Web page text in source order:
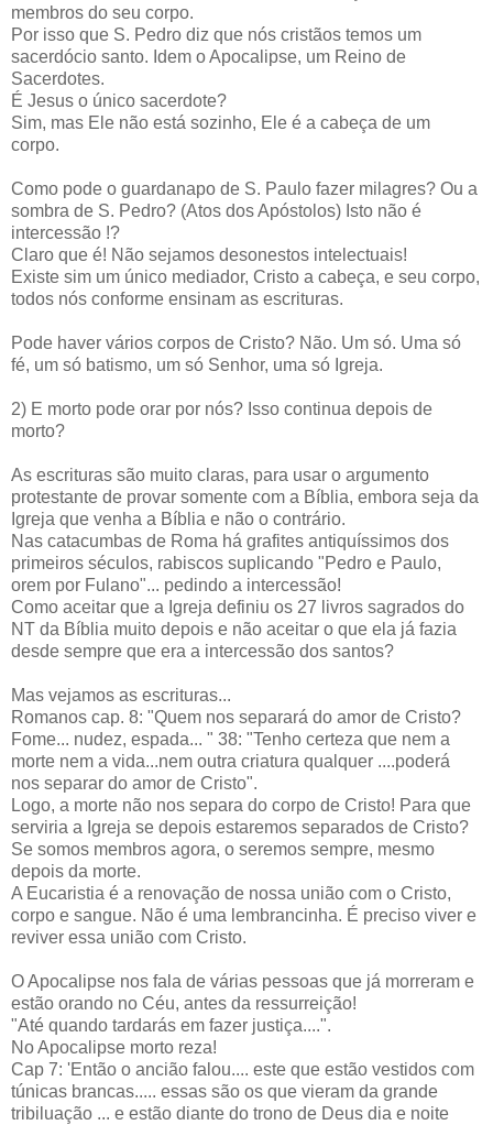
membros do seu corpo.
Por isso que S. Pedro diz que nós cristãos temos um
sacerdócio santo. Idem o Apocalipse, um Reino de
Sacerdotes.
É Jesus o único sacerdote?
Sim, mas Ele não está sozinho, Ele é a cabeça de um
corpo.
Como pode o guardanapo de S. Paulo fazer milagres? Ou a
sombra de S. Pedro? (Atos dos Apóstolos) Isto não é
intercessão !?
Claro que é! Não sejamos desonestos intelectuais!
Existe sim um único mediador, Cristo a cabeça, e seu corpo,
todos nós conforme ensinam as escrituras.
Pode haver vários corpos de Cristo? Não. Um só. Uma só
fé, um só batismo, um só Senhor, uma só Igreja.
2) E morto pode orar por nós? Isso continua depois de
morto?
As escrituras são muito claras, para usar o argumento
protestante de provar somente com a Bíblia, embora seja da
Igreja que venha a Bíblia e não o contrário.
Nas catacumbas de Roma há grafites antiquíssimos dos
primeiros séculos, rabiscos suplicando "Pedro e Paulo,
orem por Fulano"... pedindo a intercessão!
Como aceitar que a Igreja definiu os 27 livros sagrados do
NT da Bíblia muito depois e não aceitar o que ela já fazia
desde sempre que era a intercessão dos santos?
Mas vejamos as escrituras...
Romanos cap. 8: "Quem nos separará do amor de Cristo?
Fome... nudez, espada... " 38: "Tenho certeza que nem a
morte nem a vida...nem outra criatura qualquer ....poderá
nos separar do amor de Cristo".
Logo, a morte não nos separa do corpo de Cristo! Para que
serviria a Igreja se depois estaremos separados de Cristo?
Se somos membros agora, o seremos sempre, mesmo
depois da morte.
A Eucaristia é a renovação de nossa união com o Cristo,
corpo e sangue. Não é uma lembrancinha. É preciso viver e
reviver essa união com Cristo.
O Apocalipse nos fala de várias pessoas que já morreram e
estão orando no Céu, antes da ressurreição!
"Até quando tardarás em fazer justiça....".
No Apocalipse morto reza!
Cap 7: 'Então o ancião falou.... este que estão vestidos com
túnicas brancas..... essas são os que vieram da grande
tribiluação ... e estão diante do trono de Deus dia e noite